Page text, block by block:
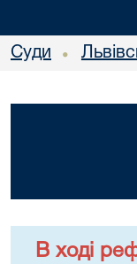
Суди •
В ході